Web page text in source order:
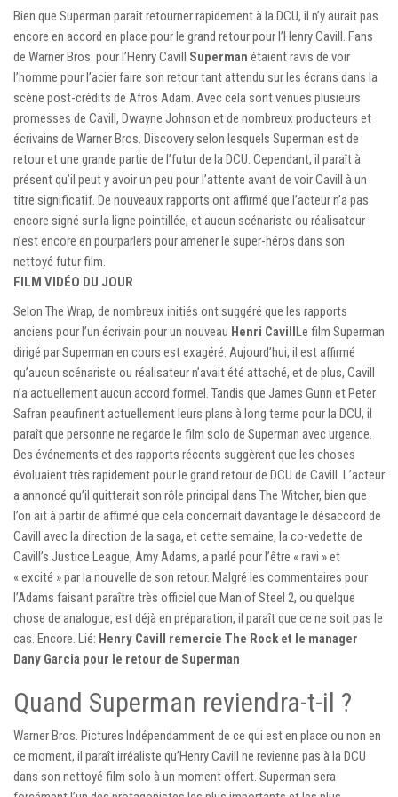
Bien que Superman paraît retourner rapidement à la DCU, il n’y aurait pas
encore en accord en place pour le grand retour pour l’Henry Cavill. Fans
de Warner Bros. pour l’Henry Cavill Superman étaient ravis de voir
l’homme pour l’acier faire son retour tant attendu sur les écrans dans la
scène post-crédits de Afros Adam. Avec cela sont venues plusieurs
promesses de Cavill, Dwayne Johnson et de nombreux producteurs et
écrivains de Warner Bros. Discovery selon lesquels Superman est de
retour et une grande partie de l’futur de la DCU. Cependant, il paraît à
présent qu’il peut y avoir un peu pour l’attente avant de voir Cavill à un
titre significatif. De nouveaux rapports ont affirmé que l’acteur n’a pas
encore signé sur la ligne pointillée, et aucun scénariste ou réalisateur
n’est encore en pourparlers pour amener le super-héros dans son
nettoyé futur film.
FILM VIDÉO DU JOUR
Selon The Wrap, de nombreux initiés ont suggéré que les rapports
anciens pour l’un écrivain pour un nouveau Henri CavillLe film Superman
dirigé par Superman en cours est exagéré. Aujourd’hui, il est affirmé
qu’aucun scénariste ou réalisateur n’avait été attaché, et de plus, Cavill
n’a actuellement aucun accord formel. Tandis que James Gunn et Peter
Safran peaufinent actuellement leurs plans à long terme pour la DCU, il
paraît que personne ne regarde le film solo de Superman avec urgence.
Des événements et des rapports récents suggèrent que les choses
évoluaient très rapidement pour le grand retour de DCU de Cavill. L’acteur
a annoncé qu’il quitterait son rôle principal dans The Witcher, bien que
l’on ait à partir de affirmé que cela concernait davantage le désaccord de
Cavill avec la direction de la saga, et cette semaine, la co-vedette de
Cavill’s Justice League, Amy Adams, a parlé pour l’être « ravi » et
« excité » par la nouvelle de son retour. Malgré les commentaires pour
l’Adams faisant paraître très officiel que Man of Steel 2, ou quelque
chose de analogue, est déjà en préparation, il paraît que ce ne soit pas le
cas. Encore. Lié: Henry Cavill remercie The Rock et le manager
Dany Garcia pour le retour de Superman
Quand Superman reviendra-t-il ?
Warner Bros. Pictures Indépendamment de ce qui est en place ou non en
ce moment, il paraît irréaliste qu’Henry Cavill ne revienne pas à la DCU
dans son nettoyé film solo à un moment offert. Superman sera